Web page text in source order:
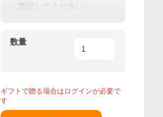
選択してください
数量
ギフトで贈る場合はログインが必要で
す